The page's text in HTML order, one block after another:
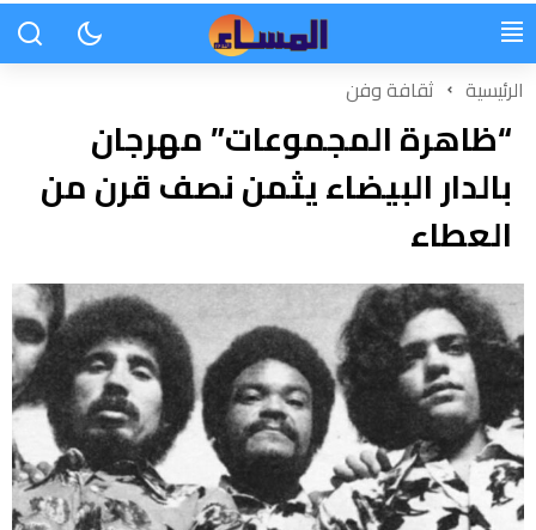
الرئيسية ثقافة وفن
“ظاهرة المجموعات” مهرجان
بالدار البيضاء يثمن نصف قرن من
العطاء